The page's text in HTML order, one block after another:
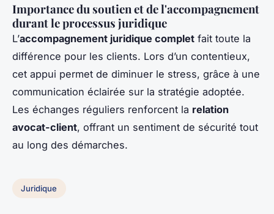
Importance du soutien et de l'accompagnement
durant le processus juridique
L’accompagnement juridique complet fait toute la
différence pour les clients. Lors d’un contentieux,
cet appui permet de diminuer le stress, grâce à une
communication éclairée sur la stratégie adoptée.
Les échanges réguliers renforcent la relation
avocat-client, offrant un sentiment de sécurité tout
au long des démarches.
Juridique